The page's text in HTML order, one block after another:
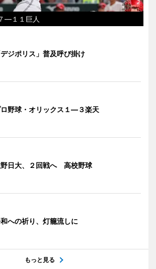
―１１巨人
デジポリス」普及呼び掛け
野球・オリックス１―３楽天
日大、２回戦へ 高校野球
への祈り、灯籠流しに
もっと見る